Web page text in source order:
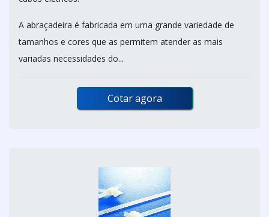
A abraçadeira é fabricada em uma grande variedade de
tamanhos e cores que as permitem atender as mais
variadas necessidades do...
Cotar agora